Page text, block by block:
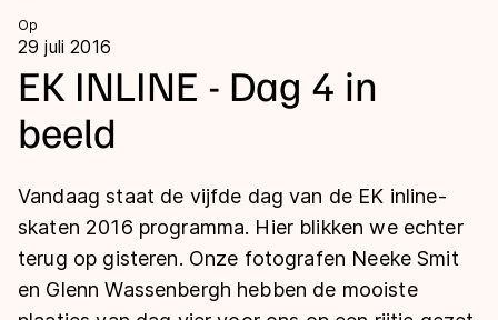
Kalender
Disciplines
Langebaan
Shorttrack
Inlineskaten
Uitslagen
Langebaan
Shorttrack
Tijden & historie
Op
29 juli 2016
EK INLINE - Dag 4 in
beeld
Vandaag staat de vijfde dag van de EK inline-
skaten 2016 programma. Hier blikken we echter
terug op gisteren. Onze fotografen Neeke Smit
en Glenn Wassenbergh hebben de mooiste